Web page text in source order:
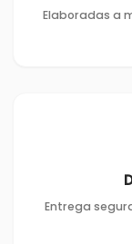
Elaboradas a
Entrega